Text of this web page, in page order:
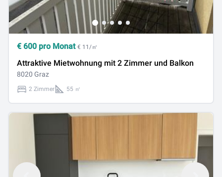
€ 600 pro Monat € 11/㎡
Attraktive Mietwohnung mit 2 Zimmer und Balkon
8020 Graz
2 Zimmer 55 ㎡